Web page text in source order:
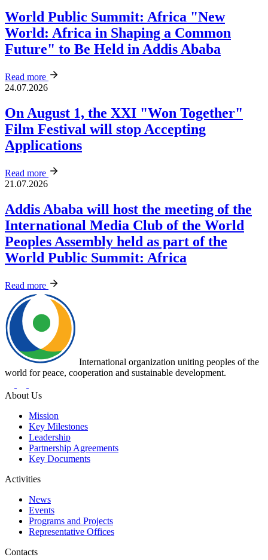
World Public Summit: Africa "New
World: Africa in Shaping a Common
Future" to Be Held in Addis Ababa
Read more
24.07.2026
On August 1, the XXI "Won Together"
Film Festival will stop Accepting
Applications
Read more
21.07.2026
Addis Ababa will host the meeting of the
International Media Club of the World
Peoples Assembly held as part of the
World Public Summit: Africa
Read more
International organization uniting peoples of the
world for peace, cooperation and sustainable development.
About Us
Mission
Key Milestones
Leadership
Partnership Agreements
Key Documents
Activities
News
Events
Programs and Projects
Representative Offices
Contacts